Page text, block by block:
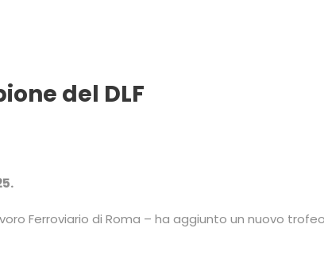
del DLF
Ferroviario di Roma – ha aggiunto un nuovo